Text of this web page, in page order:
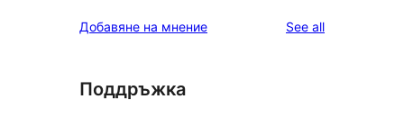
Добавяне на мнение See allreviews
Поддръжка